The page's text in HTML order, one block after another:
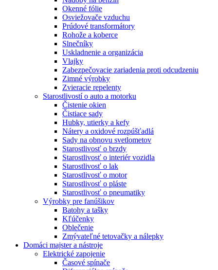
Okenné fólie
Osviežovače vzduchu
Prúdové transformátory
Rohože a koberce
Slnečníky
Uskladnenie a organizácia
Vlajky
Zabezpečovacie zariadenia proti odcudzeniu
Zimné výrobky
Zvieracie repelenty
Starostlivostí o auto a motorku
Čistenie okien
Čistiace sady
Hubky, utierky a kefy
Nátery a oxidové rozpúšťadlá
Sady na obnovu svetlometov
Starostlivosť o brzdy
Starostlivosť o interiér vozidla
Starostlivosť o lak
Starostlivosť o motor
Starostlivosť o pláste
Starostlivosť o pneumatiky
Výrobky pre fanúšikov
Batohy a tašky
Kľúčenky
Oblečenie
Zmývateľné tetovačky a nálepky
Domáci majster a nástroje
Elektrické zapojenie
Časové spínače